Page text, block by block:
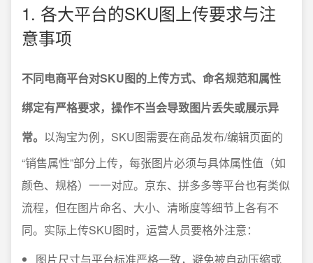
1. 各大平台的SKU图上传要求与注
意事项
不同电商平台对SKU图的上传方式、命名规范和属性
绑定有严格要求，操作不当会导致图片丢失或展示异
常。 以淘宝为例，SKU图需要在商品发布/编辑页面的
“销售属性”部分上传，每张图片必须与具体属性值（如
颜色、规格）一一对应。京东、拼多多等平台也有类似
流程，但在图片命名、大小、清晰度等细节上各有不
同。实际上传SKU图时，运营人员要格外注意：
图片尺寸与平台标准严格一致，避免被自动压缩或